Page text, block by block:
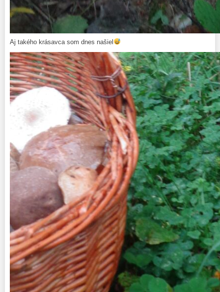
Aj takého krásavca som dnes našiel